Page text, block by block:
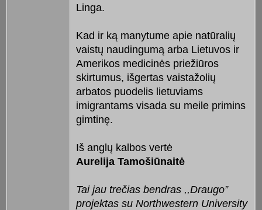
Linga.
Kad ir ką manytume apie natūralių
vaistų naudingumą arba Lietuvos ir
Amerikos medicinės priežiūros
skirtumus, išgertas vaistažolių
arbatos puodelis lietuviams
imigrantams visada su meile primins
gimtinę.
Iš anglų kalbos vertė
Aurelija Tamošiūnaitė
Tai jau trečias bendras ,,Draugo”
projektas su Northwestern University